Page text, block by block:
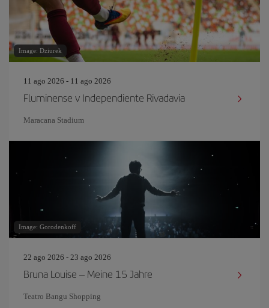
Image: Dziurek
11 ago 2026 - 11 ago 2026
Fluminense v Independiente Rivadavia
Maracana Stadium
Image: Gorodenkoff
22 ago 2026 - 23 ago 2026
Bruna Louise – Meine 15 Jahre
Teatro Bangu Shopping